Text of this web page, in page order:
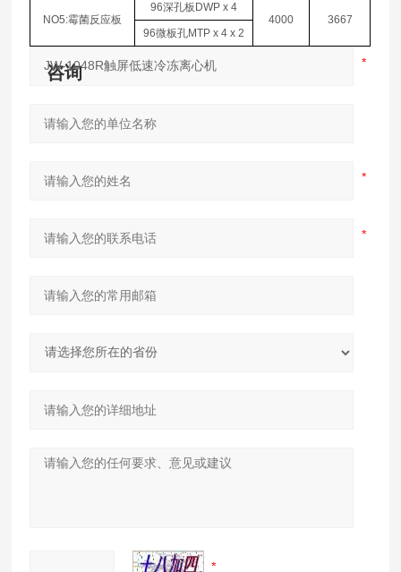
NO5:霉菌反应板
96深孔板 DWP x 4
4000
3667
96微板孔MTP x 4 x 2
咨询